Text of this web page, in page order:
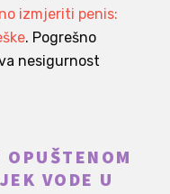
izmjeriti penis:
. Pogrešno
nesigurnost
VODE U